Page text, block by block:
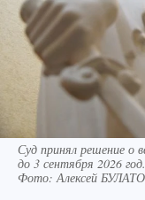
Суд принял решение о
до 3 сентября 2026 год.
Фото:Алексей